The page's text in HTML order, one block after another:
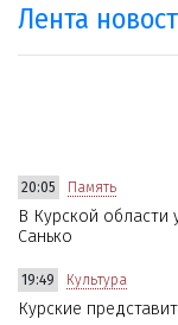
Лента
20:05 Память
В Курской области
Санько
19:49 Культура
Курские